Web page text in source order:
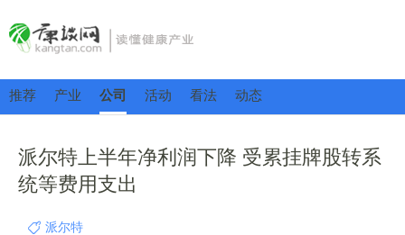
推荐 产业 公司 活动 看法 动态
派尔特上半年净利润下降 受累挂牌股转系
统等费用支出
派尔特